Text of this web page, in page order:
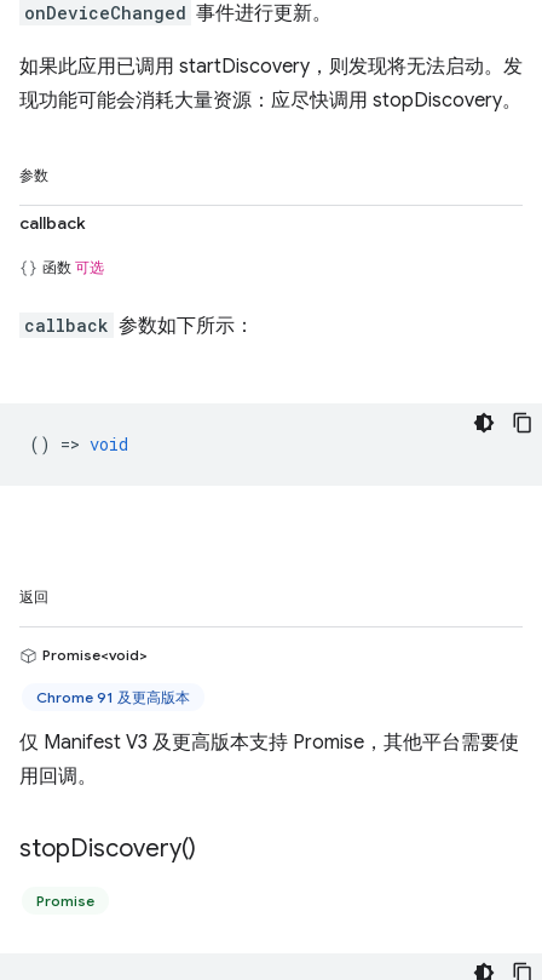
onDeviceChanged 事件进行更新。
如果此应用已调用 startDiscovery，则发现将无法启动。发
现功能可能会消耗大量资源：应尽快调用 stopDiscovery。
参数
callback
函数 可选
callback 参数如下所示：
() => void
返回
Promise<void>
Chrome 91 及更高版本
仅 Manifest V3 及更高版本支持 Promise，其他平台需要使
用回调。
stopDiscovery()
Promise